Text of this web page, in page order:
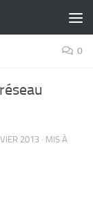
0
2013 · MIS À